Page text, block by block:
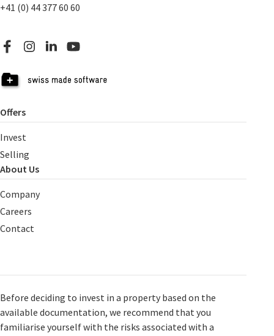
+41 (0) 44 377 60 60
Offers
Invest
Selling
About Us
Company
Careers
Contact
Before deciding to invest in a property based on the
available documentation, we recommend that you
familiarise yourself with the risks associated with a